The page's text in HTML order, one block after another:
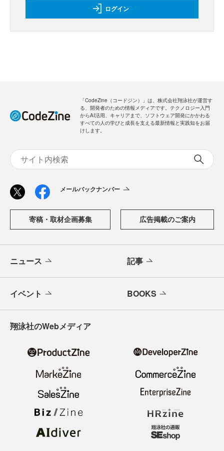
ログイン
「CodeZine（コードジン）」は、株式会社翔泳社が運営す
る、開発者のための情報メディアです。テクノロジー入門
からAI活用、キャリアまで、ソフトウェア開発にかかわる
すべての人の学びと成長を支える最新情報と実践知をお届
けします。
メールバックナンバー
寄稿・取材企画募集 広告掲載のご案内
ニュース 記事
イベント BOOKS
翔泳社のWebメディア